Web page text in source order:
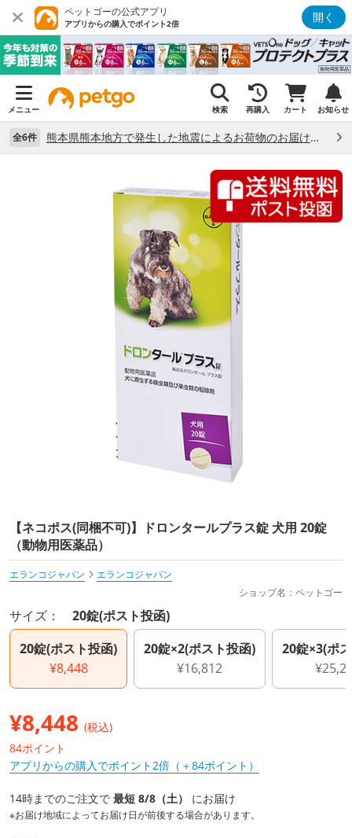
ペットゴーの公式アプリ
アプリからの購入でポイント2倍 開く
メニュー 検索 再購入 カート お知らせ
全6件 熊本県熊本地方で発生した地震によるお荷物のお届け状況について （7/28）
【ネコポス(同梱不可)】ドロンタールプラス錠 犬用 20錠
（動物用医薬品）
エランコジャパン
エランコジャパン
ショップ名：ペットゴー
サイズ： 20錠(ポスト投函)
20錠(ポスト投函)
¥8,448
20錠×2(ポスト投函)
¥16,812
20錠×3(ポ
¥8,448 (税込)
84ポイント
アプリからの購入でポイント2倍（＋84ポイント）
14時までのご注文で 最短 8/8（土） にお届け
※お届け地域によってお届け日が前後する場合があります。